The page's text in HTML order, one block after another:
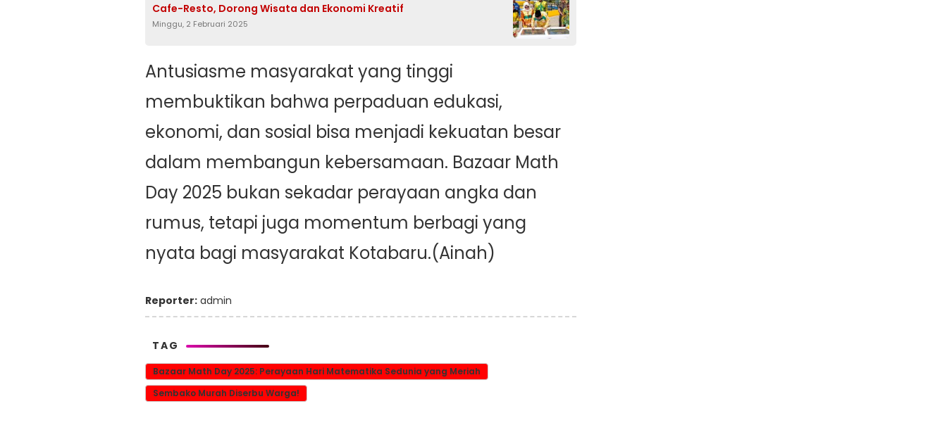
Cafe-Resto, Dorong Wisata dan Ekonomi Kreatif
Minggu, 2 Februari 2025
Antusiasme masyarakat yang tinggi
membuktikan bahwa perpaduan edukasi,
ekonomi, dan sosial bisa menjadi kekuatan besar
dalam membangun kebersamaan. Bazaar Math
Day 2025 bukan sekadar perayaan angka dan
rumus, tetapi juga momentum berbagi yang
nyata bagi masyarakat Kotabaru.(Ainah)
Reporter: admin
TAG
Bazaar Math Day 2025: Perayaan Hari Matematika Sedunia yang Meriah
Sembako Murah Diserbu Warga!